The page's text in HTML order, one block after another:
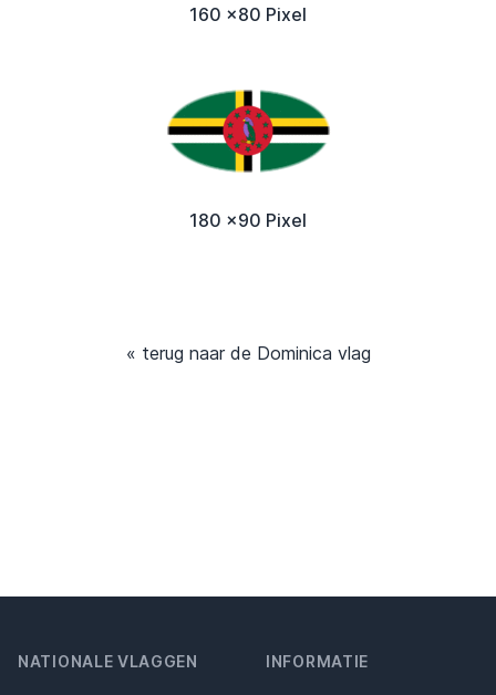
160 x80 Pixel
180 x90 Pixel
« terug naar de Dominica vlag
NATIONALE VLAGGEN INFORMATIE